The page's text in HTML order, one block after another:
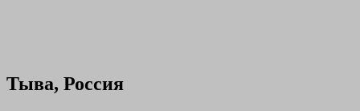
Тыва, Россия